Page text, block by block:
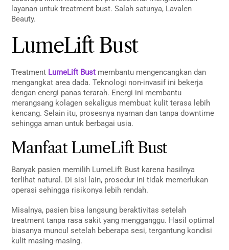
layanan untuk treatment bust. Salah satunya, Lavalen
Beauty.
LumeLift Bust
Treatment LumeLift Bust membantu mengencangkan dan
mengangkat area dada. Teknologi non-invasif ini bekerja
dengan energi panas terarah. Energi ini membantu
merangsang kolagen sekaligus membuat kulit terasa lebih
kencang. Selain itu, prosesnya nyaman dan tanpa downtime
sehingga aman untuk berbagai usia.
Manfaat LumeLift Bust
Banyak pasien memilih LumeLift Bust karena hasilnya
terlihat natural. Di sisi lain, prosedur ini tidak memerlukan
operasi sehingga risikonya lebih rendah.
Misalnya, pasien bisa langsung beraktivitas setelah
treatment tanpa rasa sakit yang mengganggu. Hasil optimal
biasanya muncul setelah beberapa sesi, tergantung kondisi
kulit masing-masing.